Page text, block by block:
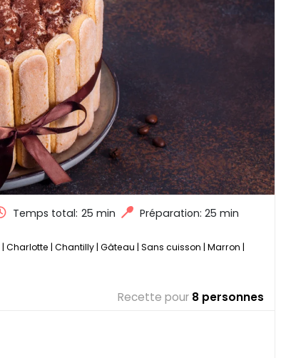
Temps total: 25 min Préparation: 25 min
| Charlotte | Chantilly | Gâteau | Sans cuisson | Marron |
Recette pour 8 personnes